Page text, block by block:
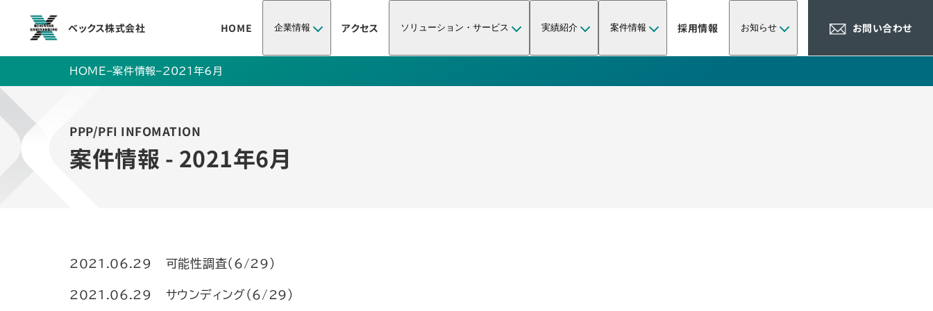
ベックス株式会社 HOME 企業情報 アクセス ソリューション・サービス 実績紹介 案件情報 採用情報 お知らせ お問い合わせ
HOME–案件情報– 2021年6月
PPP/PFI INFOMATION
案件情報 - 2021年6月
2021.06.29 可能性調査（6/29）
2021.06.29 サウンディング（6/29）